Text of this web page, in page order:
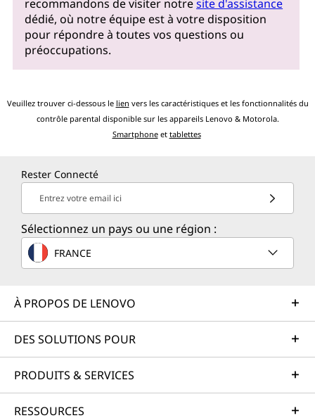
recommandons de visiter notresite d'assistance
dédié, où notre équipe est à votre disposition
pour répondre à toutes vos questions ou
préoccupations.
Veuillez trouver ci-dessous le lien vers les caractéristiques et les fonctionnalités du
contrôle parental disponible sur les appareils Lenovo & Motorola.
Smartphoneet tablettes
Rester Connecté
Entrez votre email ici
Sélectionnez un pays ou une région :
FRANCE
À PROPOS DE LENOVO
DES SOLUTIONS POUR
PRODUITS & SERVICES
RESSOURCES